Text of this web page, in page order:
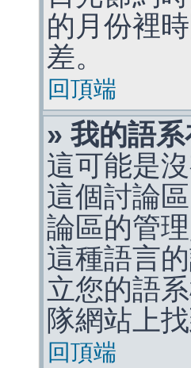
的月份裡
差。
回頂端
» 我的語
這可能是
這個討論
論區的管
這種語言
立您的語
隊網站上
回頂端